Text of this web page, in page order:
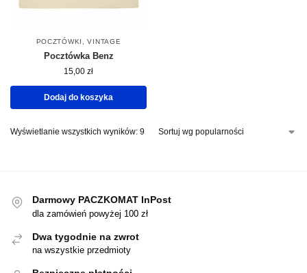
POCZTÓWKI ,VINTAGE
Pocztówka Benz
15,00 zł
Dodaj do koszyka
Wyświetlanie wszystkich wyników: 9
Darmowy PACZKOMAT InPost
dla zamówień powyżej 100 zł
Dwa tygodnie na zwrot
na wszystkie przedmioty